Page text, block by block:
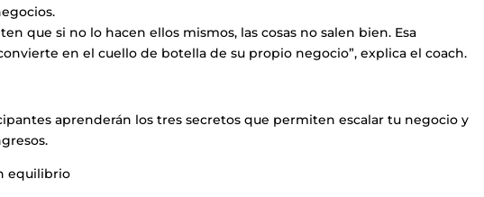
que si no lo hacen ellos mismos, las cosas no salen bien. Esa
en el cuello de botella de su propio negocio”, explica el coach.
aprenderán los tres secretos que permiten escalar tu negocio y
equilibrio